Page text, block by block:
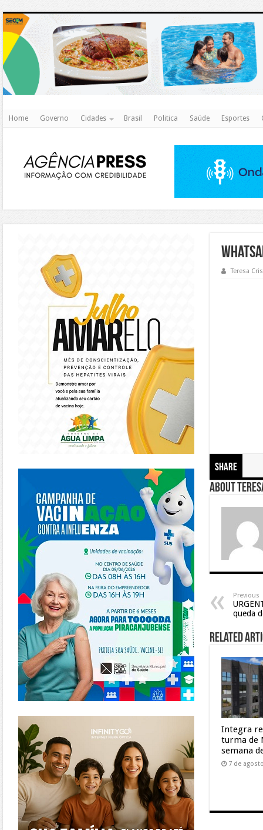
Home Governo Cidades Brasil Politica Saúde Esportes
Teresa
Share
About
Previous
queda
Related
Integra
turma de
semana
7 de
https://piracanjuba.go.gov.br/
https://www.infinitygo.com.br/